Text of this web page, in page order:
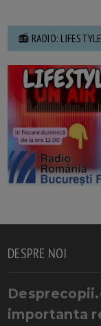
📻 RADIO:
DESPRE NOI
importanta